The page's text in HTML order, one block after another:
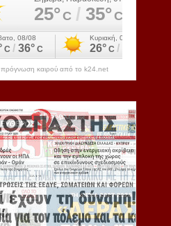
πρόγνωση καιρού από το k24.net